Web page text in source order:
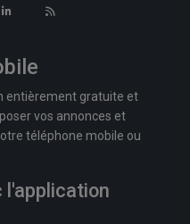
entièrement gratuite et
vos annonces et
téléphone mobile ou
l'application